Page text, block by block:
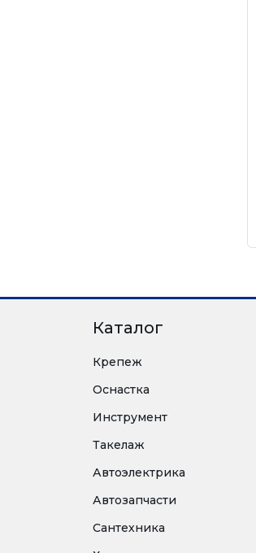
Каталог
Крепеж
Оснастка
Инструмент
Такелаж
Автоэлектрика
Автозапчасти
Сантехника